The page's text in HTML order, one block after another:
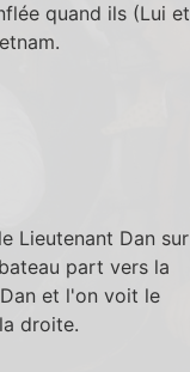
quand ils (Lui et
Lieutenant Dan sur
part vers la
et l'on voit le
droite.